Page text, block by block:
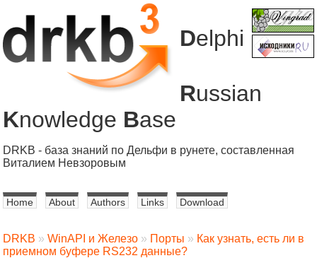
Delphi
Russian
Knowledge Base
DRKB - база знаний по Дельфи в рунете, составленная
Виталием Невзоровым
Home About Authors Links Download
DRKB » WinAPI и Железо » Порты » Как узнать, есть ли в
приемном буфере RS232 данные?